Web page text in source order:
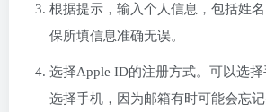
根据提示，输入个人信息，包括姓
保所填信息准确无误。
选择Apple ID的注册方式。可以选
选择手机，因为邮箱有时可能会忘记